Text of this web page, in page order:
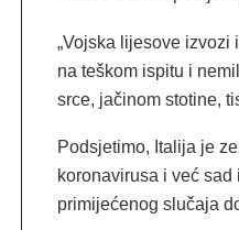
„Vojska lijesove
na teškom ispitu i
srce, jačinom stotine,
Podsjetimo, Italija je
koronavirusa i već
primijećenog slučaja